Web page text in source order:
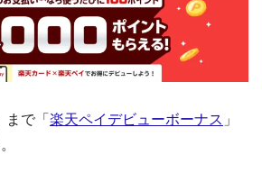
で「 楽天ペイデビューボーナス 」